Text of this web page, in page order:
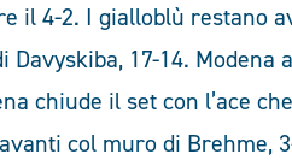
il 4-2. I gialloblù restano
17-14. Modena
chiude il set con l’ace
col muro di Brehme,